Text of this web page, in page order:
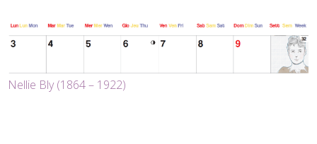
Nellie Bly (1864 – 1922)